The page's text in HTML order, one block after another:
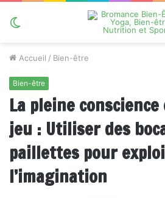
Accueil / Bien-être
Bien-être
La pleine
jeu : Utiliser des
paillettes pour
l’imagination